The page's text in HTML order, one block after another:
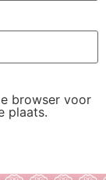
browser voor
plaats.